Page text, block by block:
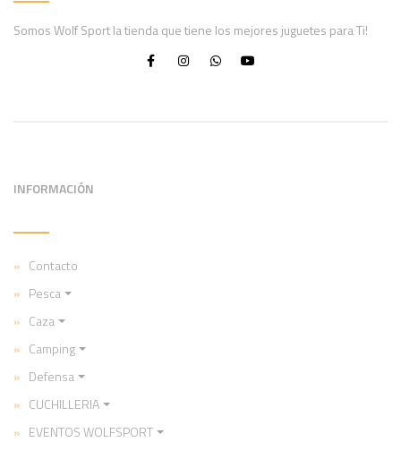
Somos Wolf Sport la tienda que tiene los mejores juguetes para Ti!
INFORMACIÓN
Contacto
Pesca
Caza
Camping
Defensa
CUCHILLERIA
EVENTOS WOLFSPORT